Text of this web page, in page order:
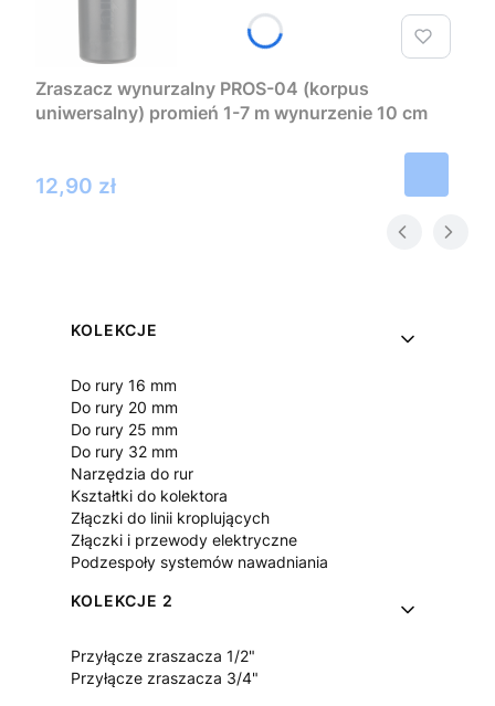
Zraszacz wynurzalny PROS-04 (korpus
uniwersalny) promień 1-7 m wynurzenie 10 cm
Cena
12,90 zł
Linki w stopce
KOLEKCJE
Do rury 16 mm
Do rury 20 mm
Do rury 25 mm
Do rury 32 mm
Narzędzia do rur
Kształtki do kolektora
Złączki do linii kroplujących
Złączki i przewody elektryczne
Podzespoły systemów nawadniania
KOLEKCJE 2
Przyłącze zraszacza 1/2"
Przyłącze zraszacza 3/4"